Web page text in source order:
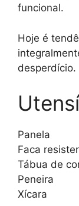
funcional.
Hoje é
desperdício.
Panela
Faca
Tábua de
Peneira
Xícara